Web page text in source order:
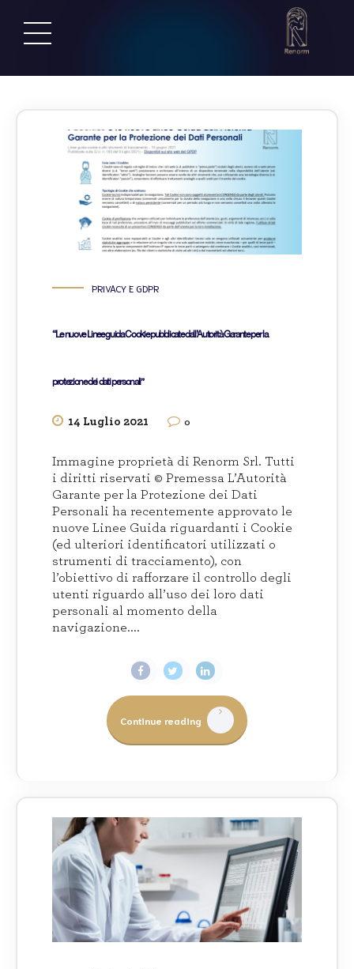
PRIVACY E GDPR
“Le nuove Linee guida Cookie pubblicate dall’Autorità Garante per la
protezione dei dati personali”
14 Luglio 2021 0
Immagine proprietà di Renorm Srl. Tutti
i diritti riservati © Premessa L’Autorità
Garante per la Protezione dei Dati
Personali ha recentemente approvato le
nuove Linee Guida riguardanti i Cookie
(ed ulteriori identificatori utilizzati o
strumenti di tracciamento), con
l’obiettivo di rafforzare il controllo degli
utenti riguardo all’uso dei loro dati
personali al momento della
navigazione....
Continue reading